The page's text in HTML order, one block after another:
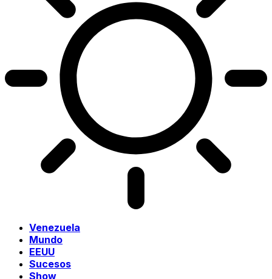
Venezuela
Mundo
EEUU
Sucesos
Show